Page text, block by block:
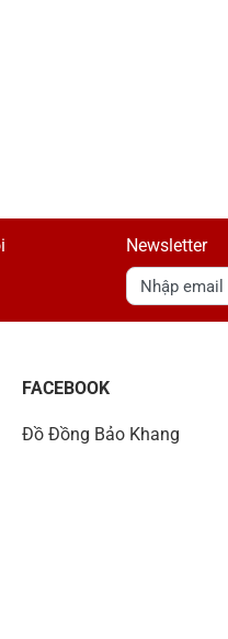
Newsletter
FACEBOOK
Đồ Đồng Bảo Khang